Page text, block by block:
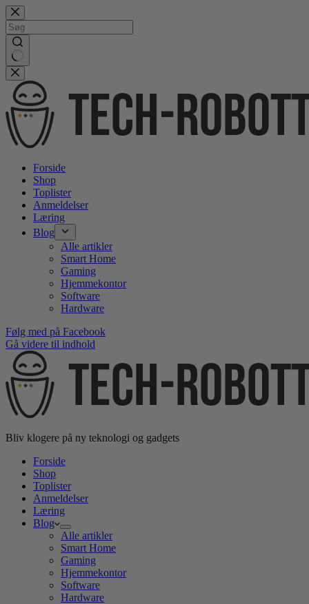
Gå
videre
til
indhold
No
results
Forside
Shop
Toplister
Anmeldelser
Læring
Blog
Alle artikler
Smart Home
Gaming
Hjemmekontor
Software
Hardware
Følg med på Facebook
Gå videre til indhold
Bliv klogere på ny teknologi og gadgets
Forside
Shop
Toplister
Anmeldelser
Læring
Blog
Alle artikler
Smart Home
Gaming
Hjemmekontor
Software
Hardware